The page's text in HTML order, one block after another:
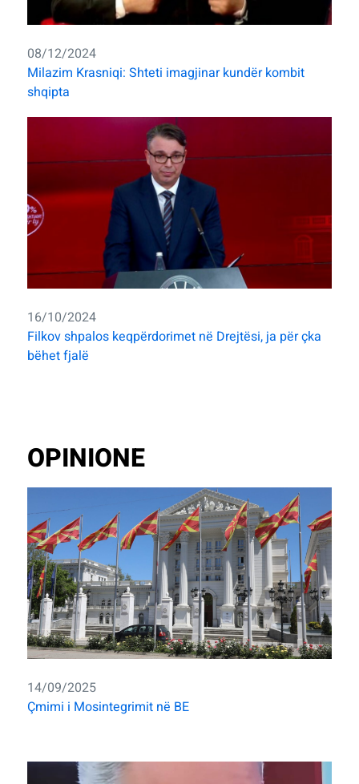
08/12/2024
Milazim Krasniqi: Shteti imagjinar kundër kombit
shqipta
16/10/2024
Filkov shpalos keqpërdorimet në Drejtësi, ja për çka
bëhet fjalë
OPINIONE
14/09/2025
Çmimi i Mosintegrimit në BE